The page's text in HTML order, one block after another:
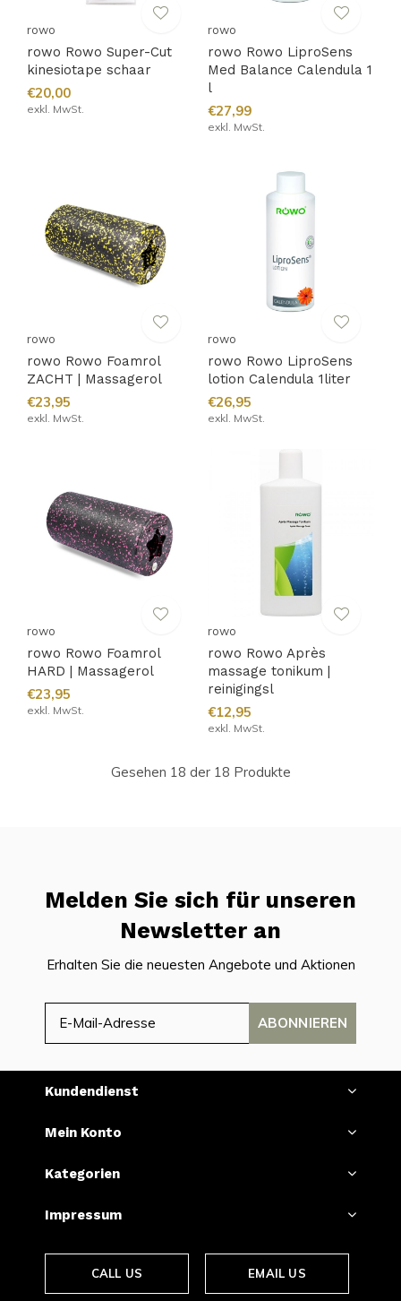
rowo
rowo Rowo Super-Cut
kinesiotape schaar
€20,00
exkl. MwSt.
rowo
rowo Rowo LiproSens
Med Balance Calendula 1
l
€27,99
exkl. MwSt.
rowo
rowo Rowo Foamrol
ZACHT | Massagerol
€23,95
exkl. MwSt.
rowo
rowo Rowo LiproSens
lotion Calendula 1liter
€26,95
exkl. MwSt.
rowo
rowo Rowo Foamrol
HARD | Massagerol
€23,95
exkl. MwSt.
rowo
rowo Rowo Après
massage tonikum |
reinigingsl
€12,95
exkl. MwSt.
Gesehen 18 der 18 Produkte
Melden Sie sich für unseren
Newsletter an
Erhalten Sie die neuesten Angebote und Aktionen
ABONNIEREN
Kundendienst
Mein Konto
Kategorien
Impressum
CALL US EMAIL US